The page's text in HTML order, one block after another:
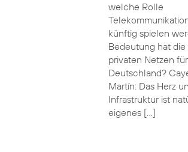
welche Rolle
künftig spielen
Bedeutung hat
privaten Netzen
Deutschland?
Martín: Das Herz
Infrastruktur ist
eigenes […]